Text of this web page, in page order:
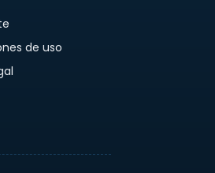
de uso